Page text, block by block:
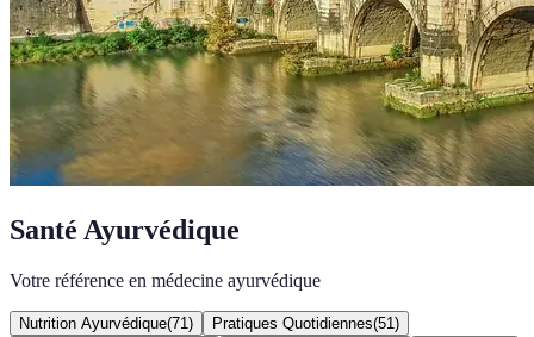
Santé Ayurvédique
Votre référence en médecine ayurvédique
Nutrition Ayurvédique(71 ) Pratiques Quotidiennes(51 )